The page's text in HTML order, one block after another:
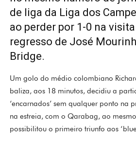
de liga da Liga dos
ao perder por 1-0 na
regresso de José
Bridge.
Um golo do médio colombiano
baliza, aos 18 minutos, decidiu a
‘encarnados’ sem qualquer ponto na
na estreia, com o Qarabag, ao
possibilitou o primeiro triunfo aos